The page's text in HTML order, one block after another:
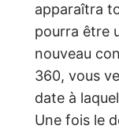
apparaîtra
pourra être
nouveau
360, vous
date à
Une fois le